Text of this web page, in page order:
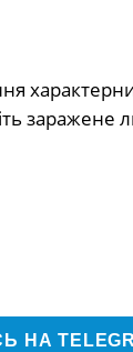
заражене
НА